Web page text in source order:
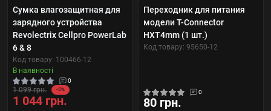
Сумка влагозащитная для
зарядного устройства
Revolectrix Cellpro PowerLab
6 & 8
Код товару: 100466-12
В наявності
0
1 099 грн. -5%
1 044 грн.
Переходник для питания
модели T-Connector
HXT4mm (1 шт.)
Код товару: 95650-12
0
80 грн.